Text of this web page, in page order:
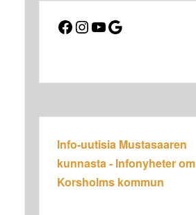
Facebook
Instagram
YouTube
Google
Info-uutisia Mustasaaren
kunnasta - Infonyheter om
Korsholms kommun